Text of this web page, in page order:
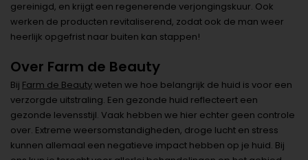
gereinigd, en krijgt een regenerende verjongingskuur. Ook
werken de producten revitaliserend, zodat ook de man weer
heerlijk opgefrist naar buiten kan stappen!
Over Farm de Beauty
Bij Farm de Beautyweten we hoe belangrijk de huid is voor een
verzorgde uitstraling. Een gezonde huid reflecteert een
gezonde levensstijl. Vaak hebben we hier echter geen controle
over. Extreme weersomstandigheden, droge lucht en stress
kunnen allemaal een negatieve impact hebben op je huid. Bij